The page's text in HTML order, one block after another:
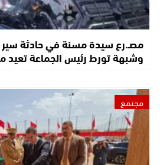
مصـ.رع سيدة مسنة في حادثة سير
وشبهة تورط رئيس الجماعة
مجتمع